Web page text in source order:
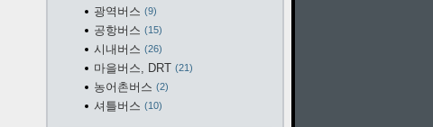
광역버스 9
공항버스 15
시내버스 26
마을버스, DRT 21
농어촌버스 2
셔틀버스 10